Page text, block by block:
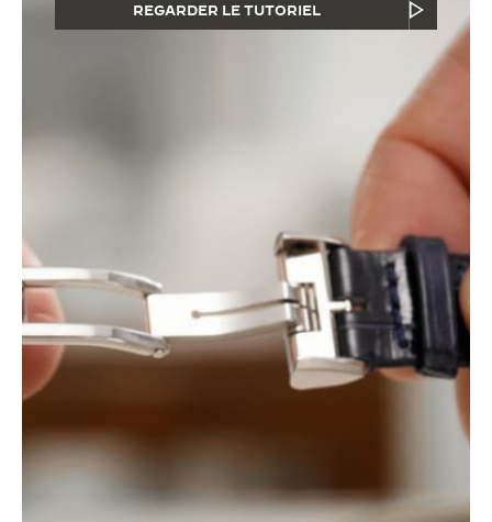
REGARDER LE TUTORIEL